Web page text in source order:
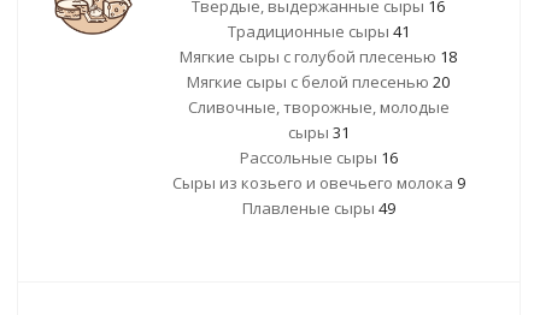
Твердые, выдержанные сыры 16
Традиционные сыры 41
Мягкие сыры с голубой плесенью 18
Мягкие сыры с белой плесенью 20
Сливочные, творожные, молодые
сыры 31
Рассольные сыры 16
Сыры из козьего и овечьего молока 9
Плавленые сыры 49